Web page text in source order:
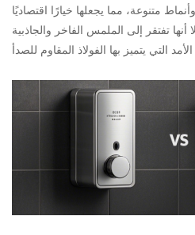
متنوعة، مما يجعلها خيارًا اقتصاديًا
أنها تفتقر إلى الملمس الفاخر والجاذبية